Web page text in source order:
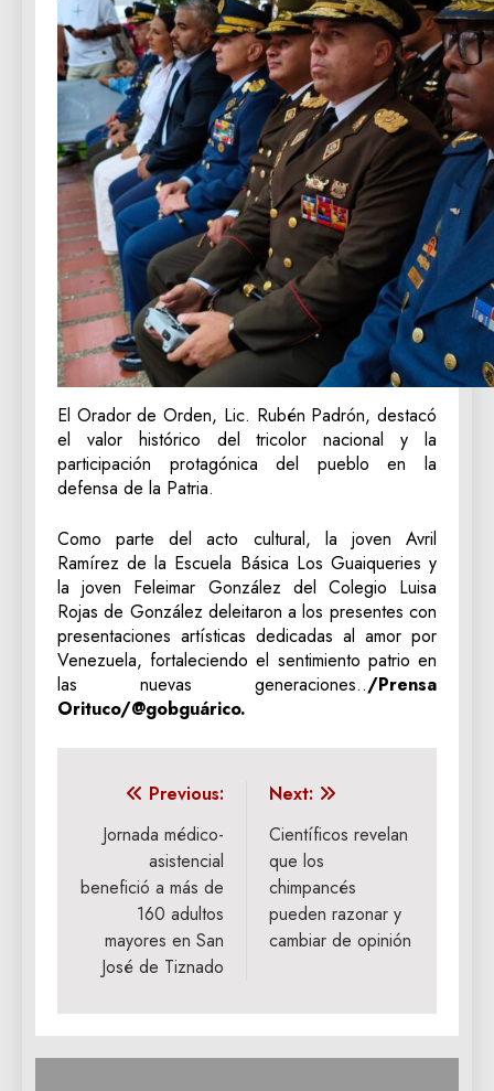
El Orador de Orden, Lic. Rubén Padrón, destacó
el valor histórico del tricolor nacional y la
participación protagónica del pueblo en la
defensa de la Patria.
Como parte del acto cultural, la joven Avril
Ramírez de la Escuela Básica Los Guaiqueries y
la joven Feleimar González del Colegio Luisa
Rojas de González deleitaron a los presentes con
presentaciones artísticas dedicadas al amor por
Venezuela, fortaleciendo el sentimiento patrio en
las nuevas generaciones../Prensa
Orituco/@gobguárico.
Navegación
de
entradas
Previous:
Jornada médico-
asistencial
benefició a más de
160 adultos
mayores en San
José de Tiznado
Next:
Científicos revelan
que los
chimpancés
pueden razonar y
cambiar de opinión